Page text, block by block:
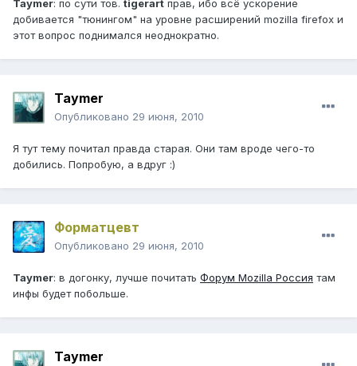
Taymer: по сути тов. tigerart прав, ибо всё ускорение
добивается "тюнингом" на уровне расширений mozilla firefox и
этот вопрос поднимался неоднократно.
Taymer
Опубликовано 29 июня, 2010
Я тут тему почитал правда старая. Они там вроде чего-то
добились. Попробую, а вдруг :)
Форматцевт
Опубликовано 29 июня, 2010
Taymer: в догонку, лучше почитать Форум Mozilla Россия там
инфы будет побольше.
Taymer